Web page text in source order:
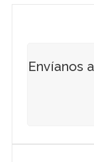
Envíanos